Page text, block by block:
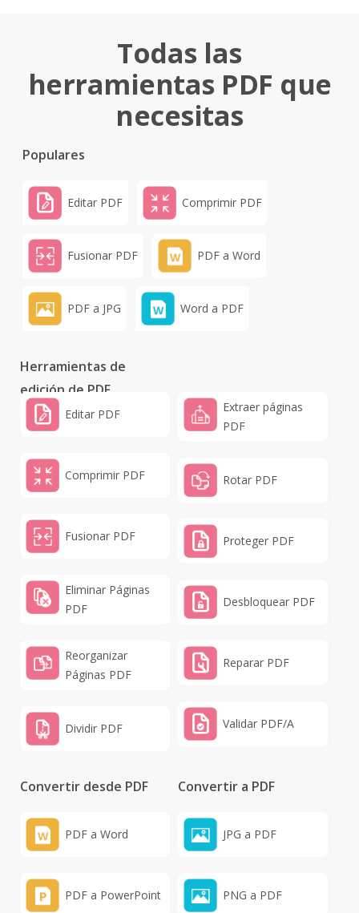
Todas las
herramientas PDF que
necesitas
Populares
Editar PDF Comprimir PDF
Fusionar PDF PDF a Word
PDF a JPG Word a PDF
Herramientas de
edición de PDF
Editar PDF
Comprimir PDF
Fusionar PDF
Eliminar Páginas
PDF
Reorganizar
Páginas PDF
Dividir PDF
Extraer páginas
PDF
Rotar PDF
Proteger PDF
Desbloquear PDF
Reparar PDF
Validar PDF/A
Convertir desde PDF
PDF a Word
PDF a PowerPoint
Convertir a PDF
JPG a PDF
PNG a PDF